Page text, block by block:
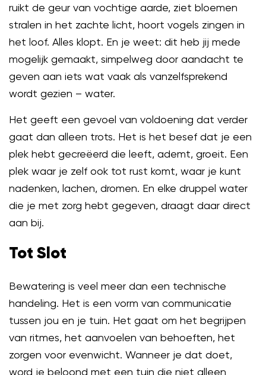
ruikt de geur van vochtige aarde, ziet bloemen
stralen in het zachte licht, hoort vogels zingen in
het loof. Alles klopt. En je weet: dit heb jij mede
mogelijk gemaakt, simpelweg door aandacht te
geven aan iets wat vaak als vanzelfsprekend
wordt gezien – water.
Het geeft een gevoel van voldoening dat verder
gaat dan alleen trots. Het is het besef dat je een
plek hebt gecreëerd die leeft, ademt, groeit. Een
plek waar je zelf ook tot rust komt, waar je kunt
nadenken, lachen, dromen. En elke druppel water
die je met zorg hebt gegeven, draagt daar direct
aan bij.
Tot Slot
Bewatering is veel meer dan een technische
handeling. Het is een vorm van communicatie
tussen jou en je tuin. Het gaat om het begrijpen
van ritmes, het aanvoelen van behoeften, het
zorgen voor evenwicht. Wanneer je dat doet,
word je beloond met een tuin die niet alleen